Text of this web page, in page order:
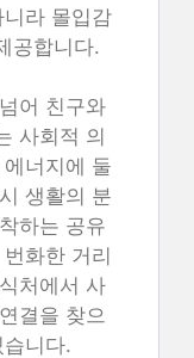
라 몰입감
공합니다.
어 친구와
사회적 의
너지에 둘
생활의 분
하는 공유
화한 거리
처에서 사
결을 찾으
니다.